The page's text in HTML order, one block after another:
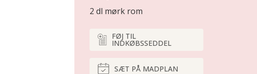
2 dl mørk rom
FØJ TIL
INDKØBSSEDDEL
SÆT PÅ MADPLAN